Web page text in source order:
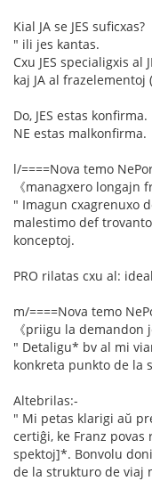
Kial JA se JES suficxas?
" ili jes kantas.
Cxu JES specialigxis al
kaj JA al frazelementoj
Do, JES estas konfirma.
NE estas malkonfirma.
l/====Nova temo
《managxero longajn
" Imagun cxagrenuxo
malestimo def
konceptoj.
PRO rilatas cxu al:
m/====Nova temo
《priigu la demandon
" Detaligu* bv al mi
konkreta punkto de la
Altebrilas:-
" Mi petas klarigi aŭ
certiĝi, ke Franz
spektoj]*. Bonvolu
de la strukturo de viaj